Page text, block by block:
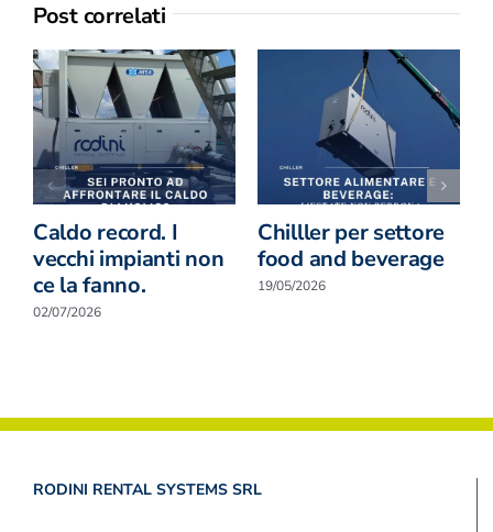
Post correlati
Caldo record. I
vecchi impianti non
ce la fanno.
02/07/2026
Chilller per settore
food and beverage
19/05/2026
RODINI RENTAL SYSTEMS SRL